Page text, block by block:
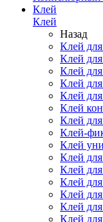
Клей
Клей
Назад
Клей
Клей
Клей
Клей
Клей
Клей
Клей
Клей-
Клей
Клей
Клей
Клей
Клей
Клей для
Клей